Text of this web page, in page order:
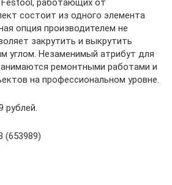
Festool, работающих от
состоит из одного элемента
опция производителем не
закрутить и выкрутить
углом. Незаменимый атрибут для
ремонтными работами и
на профессиональном уровне.
рублей.
(653989)